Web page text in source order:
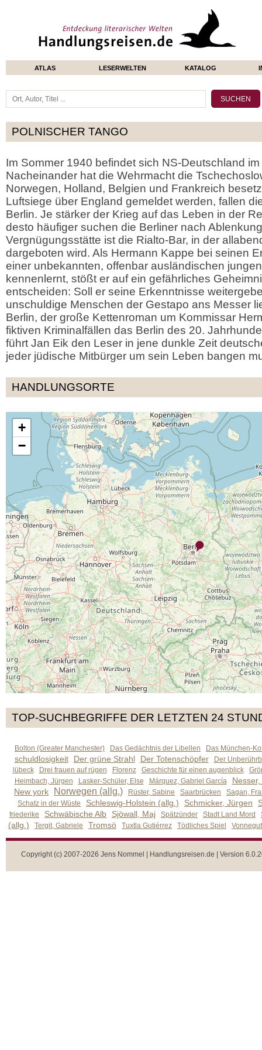
ATLAS LESERWELTEN KATALOG
POLNISCHER TANGO
Im Sommer 1940 befindet sich NS-Deutschland
Nacheinander hat die Wehrmacht die
Norwegen, Holland, Belgien und Frankreich
Luftsiege über England gemeldet werden, fallen
Berlin. Je stärker der Krieg auf das Leben in der
desto häufiger suchen die Berliner nach
Vergnügungsstätte ist die Rialto-Bar, in der
dargeboten wird. Als Hermann Kappe bei seinen
einer unbekannten, offenbar ausländischen
kennenlernt, stößt er auf ein gefährliches
entscheiden: Soll er seine Erkenntnisse
unschuldige Menschen der Gestapo ans Messer
Berlin, der große Kettenroman um Kommissar
fiktiven Kriminalfällen das Berlin des 20.
führt Jan Eik den Leser in jene dunkle Zeit
jeder jüdische Mitbürger um sein Leben bangen
HANDLUNGSORTE
+
−
TOP-SUCHBEGRIFFE DER LETZTEN 24
Bolton (Greater Manchester) Das Gedächtnis der Libellen Das München-
schuldlosigkeit Der grüne Strahl Der Totenschöpfer
Der
lübeck
Drei frauen auf rügen Florenz Geschichte für einen augenblick
Heimbach, Jürgen
Lasker-Schüler, Else Márquez, Gabriel García
New york
Norwegen (allg.) Rüster, Sabine Saarbrücken
Sagan,
Schatz in der Wüste
Schleswig-Holstein (allg.) Schmicker, Jürgen
friederike Schwäbische Alb Sjöwall, Maj Spätzünder Stadt Land Mord
(allg.) Tergit, Gabriele Tromsö Tuxtla Gutiérrez Tödliches Spiel
Copyright (c) 2007-2026 Jens Nommel | Handlungsreisen.de | Version